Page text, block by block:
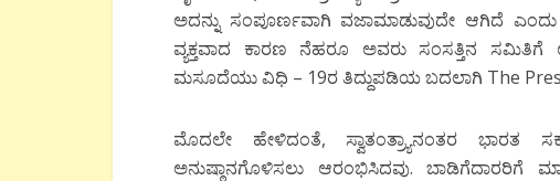
ಅದನ್ನು ಸಂಪೂರ್ಣವಾಗಿ ವಜಾಮಾಡುವುದೇ ಆಗಿದೆ
ವ್ಯಕ್ತವಾದ ಕಾರಣ ನೆಹರೂ ಅವರು ಸಂಸತ್ತಿನ ಸಮಿತಿಗೆ
ಮಸೂದೆಯು ವಿಧಿ – 19ರ ತಿದ್ದುಪಡಿಯ ಬದಲಾಗಿ The
ಮೊದಲೇ ಹೇಳಿದಂತೆ, ಸ್ವಾತಂತ್ರ್ಯಾನಂತರ ಭಾರತ
ಅನುಷ್ಠಾನಗೊಳಿಸಲು ಆರಂಭಿಸಿದವು. ಬಾಡಿಗೆದಾರರಿಗೆ